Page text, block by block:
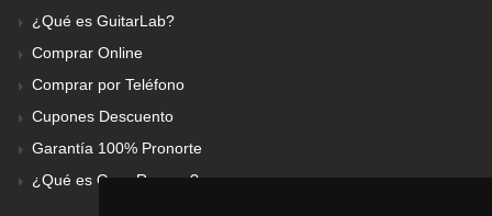
¿Qué es GuitarLab?
Comprar Online
Comprar por Teléfono
Cupones Descuento
Garantía 100% Pronorte
¿Qué es Gear Renove?